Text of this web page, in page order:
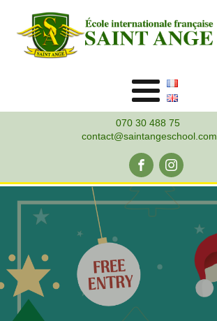
070 30 488 75
contact@saintangeschool.com